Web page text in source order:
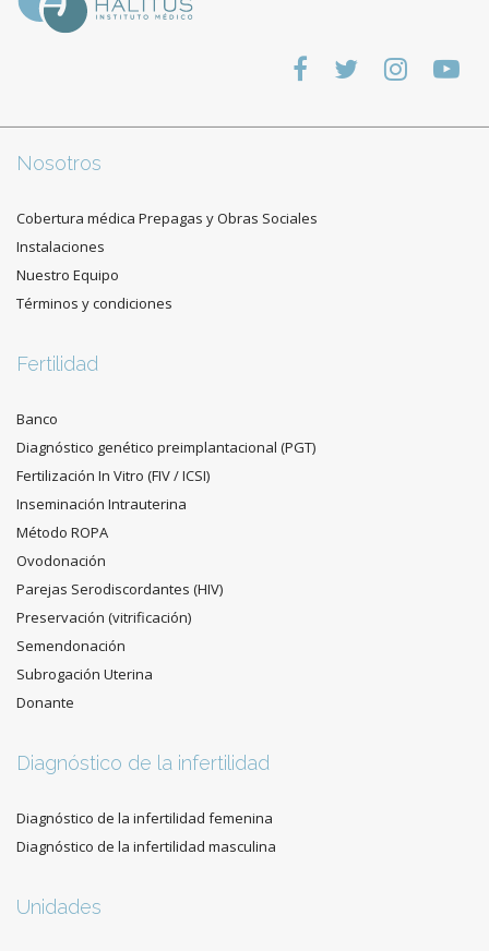
Nosotros
Cobertura médica Prepagas y Obras Sociales
Instalaciones
Nuestro Equipo
Términos y condiciones
Fertilidad
Banco
Diagnóstico genético preimplantacional (PGT)
Fertilización In Vitro (FIV / ICSI)
Inseminación Intrauterina
Método ROPA
Ovodonación
Parejas Serodiscordantes (HIV)
Preservación (vitrificación)
Semendonación
Subrogación Uterina
Donante
Diagnóstico de la infertilidad
Diagnóstico de la infertilidad femenina
Diagnóstico de la infertilidad masculina
Unidades